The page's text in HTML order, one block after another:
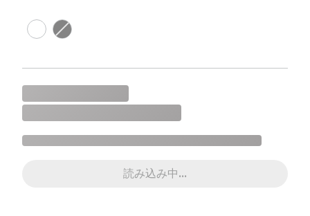
読み込み中...